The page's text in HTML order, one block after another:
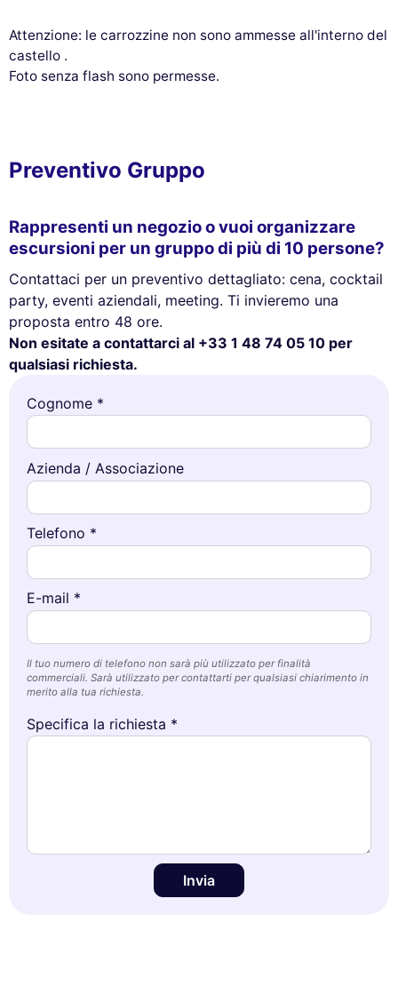
Attenzione: le carrozzine non sono ammesse all'interno del
castello .
Foto senza flash sono permesse.
Preventivo Gruppo
Rappresenti un negozio o vuoi organizzare
escursioni per un gruppo di più di 10 persone?
Contattaci per un preventivo dettagliato: cena, cocktail
party, eventi aziendali, meeting. Ti invieremo una
proposta entro 48 ore.
Non esitate a contattarci al +33 1 48 74 05 10 per
qualsiasi richiesta.
Cognome *
Azienda / Associazione
Telefono *
E-mail *
Il tuo numero di telefono non sarà più utilizzato per finalità
commerciali. Sarà utilizzato per contattarti per qualsiasi chiarimento in
merito alla tua richiesta.
Specifica la richiesta *
Invia